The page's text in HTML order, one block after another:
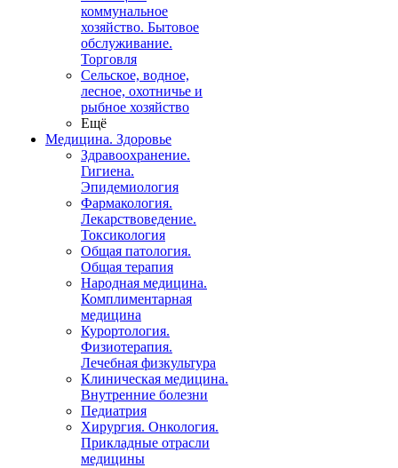
коммунальное
хозяйство. Бытовое
обслуживание.
Торговля
Сельское, водное,
лесное, охотничье и
рыбное хозяйство
Ещё
Медицина. Здоровье
Здравоохранение.
Гигиена.
Эпидемиология
Фармакология.
Лекарствоведение.
Токсикология
Общая патология.
Общая терапия
Народная медицина.
Комплиментарная
медицина
Курортология.
Физиотерапия.
Лечебная физкультура
Клиническая медицина.
Внутренние болезни
Педиатрия
Хирургия. Онкология.
Прикладные отрасли
медицины